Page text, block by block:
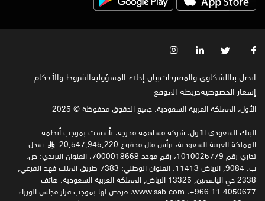
اتصل بناالشكاوى والمقترحاتبيان إخلاء المسؤوليةالشروط والأحكام
إشعار الخصوصية‍خريطة الموقع
الأول، المملكة العربية السعودية. جميع الحقوق محفوظة © 2025
البنك السعودي الأول، شركة مساهمة مدرجة، تأسست بموجب أنظمة
المملكة العربية السعودية، برأس مال مدفوع 20,547,945,220
§
سجل
تجاري رقم 1010025779، رقم موحد 7000018668، العنوان البريدي: ص.
ب. 9084, الرياض 11413. العنوان الوطني: 7383 طريق الملك فهد الفرعي,
2338 حي الياسمين, 13325 الرياض, المملكة العربية السعودية. هاتف
4050677 11 966+، www.sab.com، مرخص لها بموجب قرار مجلس الوزراء